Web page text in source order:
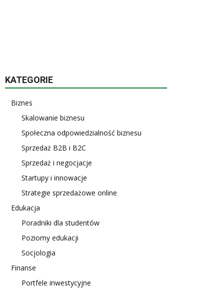
KATEGORIE
Biznes
Skalowanie biznesu
Społeczna odpowiedzialność biznesu
Sprzedaż B2B i B2C
Sprzedaż i negocjacje
Startupy i innowacje
Strategie sprzedażowe online
Edukacja
Poradniki dla studentów
Poziomy edukacji
Socjologia
Finanse
Portfele inwestycyjne